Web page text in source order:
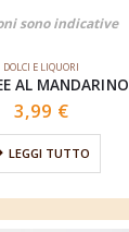
sono indicative
DOLCI E LIQUORI
AL MANDARINO
3,99 €
LEGGI TUTTO